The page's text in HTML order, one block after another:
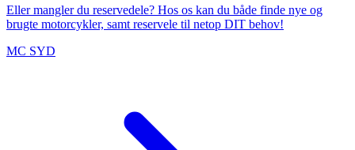
Eller mangler du reservedele? Hos os kan du både finde nye og
brugte motorcykler, samt reservele til netop DIT behov!
MC SYD